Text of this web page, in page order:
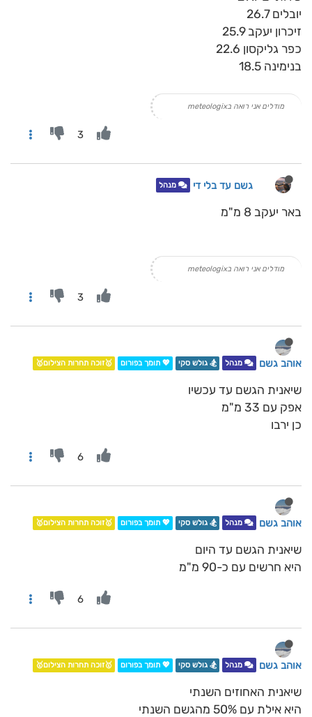
יובלים 26.7
זיכרון יעקב 25.9
כפר גליקסון 22.6
בנימינה 18.5
מודלים אני רואה בmeteologix
3
גשם עד בלי די מנהל
באר יעקב 8 מ"מ
מודלים אני רואה בmeteologix
3
אוהב גשם מנהל 🏂 גולש סקי 💖 תומך בפורום 🥇זוכה תחרות הצילום🥇
שיאנית הגשם עד עכשיו
אפק עם 33 מ"מ
כן ירבו
6
אוהב גשם מנהל 🏂 גולש סקי 💖 תומך בפורום 🥇זוכה תחרות הצילום🥇
שיאנית הגשם עד היום
היא חרשים עם כ-90 מ"מ
6
אוהב גשם מנהל 🏂 גולש סקי 💖 תומך בפורום 🥇זוכה תחרות הצילום🥇
שיאנית האחוזים השנתי
היא אילת עם 50% מהגשם השנתי